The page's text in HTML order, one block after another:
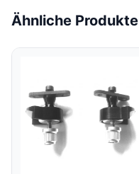
Ähnliche Produkte